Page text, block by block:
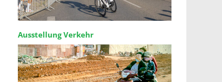
Ausstellung Verkehr